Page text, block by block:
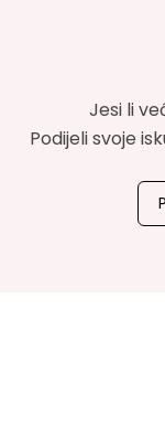
Jesi li
Podijeli svoje